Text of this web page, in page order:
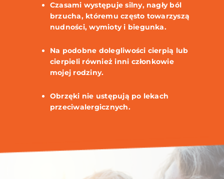
Czasami występuje silny, nagły ból
brzucha, któremu często towarzyszą
nudności, wymioty i biegunka.
Na podobne dolegliwości cierpią lub
cierpieli również inni członkowie
mojej rodziny.
Obrzęki nie ustępują po lekach
przeciwalergicznych.